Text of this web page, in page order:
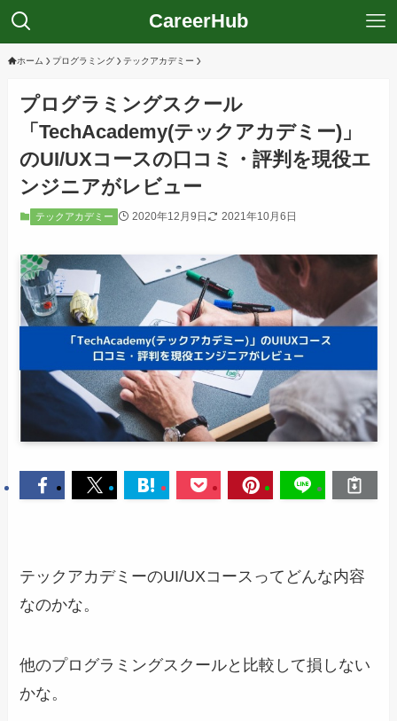
CareerHub
ホーム プログラミング テックアカデミー
プログラミングスクール
「TechAcademy(テックアカデミー)」
のUI/UXコースの口コミ・評判を現役エ
ンジニアがレビュー
テックアカデミー 2020年12月9日 2021年10月6日
テックアカデミーのUI/UXコースってどんな内容
なのかな。
他のプログラミングスクールと比較して損しない
かな。